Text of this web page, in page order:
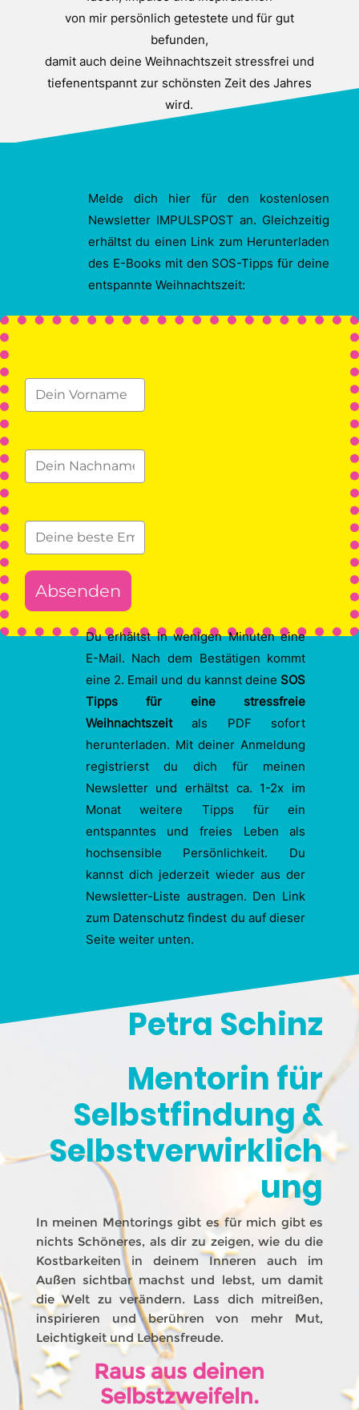
von mir persönlich getestete und für gut
befunden,
damit auch deine Weihnachtszeit stressfrei und
tiefenentspannt zur schönsten Zeit des Jahres
wird.
Melde dich hier für den kostenlosen
Newsletter IMPULSPOST an. Gleichzeitig
erhältst du einen Link zum Herunterladen
des E-Books mit den SOS-Tipps für deine
entspannte Weihnachtszeit:
Absenden
Du erhältst in wenigen Minuten eine
E-Mail. Nach dem Bestätigen kommt
eine 2. Email und du kannst deine SOS
Tipps für eine stressfreie
Weihnachtszeitals PDF sofort
herunterladen. Mit deiner Anmeldung
registrierst du dich für meinen
Newsletter und erhältst ca. 1-2x im
Monat weitere Tipps für ein
entspanntes und freies Leben als
hochsensible Persönlichkeit. Du
kannst dich jederzeit wieder aus der
Newsletter-Liste austragen. Den Link
zum Datenschutz findest du auf dieser
Seite weiter unten.
Petra Schinz
Mentorin für
Selbstfindung &
Selbstverwirklich
ung
In meinen Mentorings gibt es für mich gibt es
nichts Schöneres, als dir zu zeigen, wie du die
Kostbarkeiten in deinem Inneren auch im
Außen sichtbar machst und lebst, um damit
die Welt zu verändern. Lass dich mitreißen,
inspirieren und berühren von mehr Mut,
Leichtigkeit und Lebensfreude.
Raus aus deinen
Selbstzweifeln.